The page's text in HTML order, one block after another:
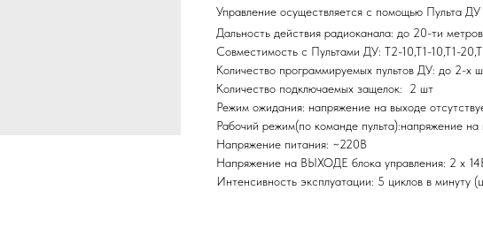
Управление осуществляется с помощью Пульта
Дальность действия радиоканала: до 20-ти метров
Совместимость с Пультами ДУ: Т2-10,Т1-10,Т1-
Количество программируемых пультов ДУ: до 2-х
Количество подключаемых защелок: 2 шт
Режим ожидания: напряжение на выходе
Рабочий режим(по команде пульта):напряжение
Напряжение питания: ~220В
Напряжение на ВЫХОДЕ блока управления: 2 х
Интенсивность эксплуатации: 5 циклов в минуту